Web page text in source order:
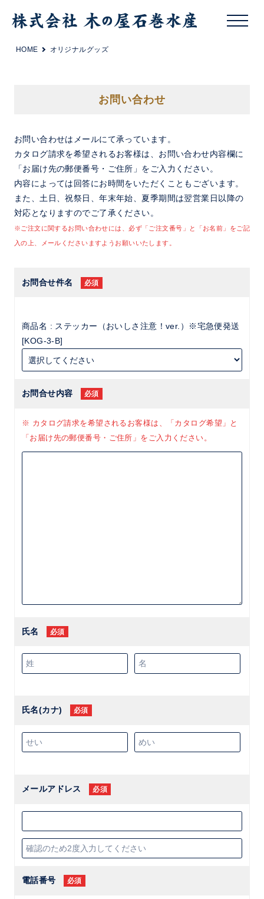
HOME オリジナルグッズ
お問い合わせ
お問い合わせはメールにて承っています。
カタログ請求を希望されるお客様は、お問い合わせ内容欄に
「お届け先の郵便番号・ご住所」をご入力ください。
内容によっては回答にお時間をいただくこともございます。
また、土日、祝祭日、年末年始、夏季期間は翌営業日以降の
対応となりますのでご了承ください。
※ご注文に関するお問い合わせには、必ず「ご注文番号」と「お名前」をご記
入の上、メールくださいますようお願いいたします。
お問合せ件名 必須
商品名 : ステッカー（おいしさ注意！ver.）※宅急便発送
[KOG-3-B]
お問合せ内容 必須
※ カタログ請求を希望されるお客様は、「カタログ希望」と
「お届け先の郵便番号・ご住所」をご入力ください。
氏名 必須
氏名(カナ) 必須
メールアドレス 必須
電話番号 必須